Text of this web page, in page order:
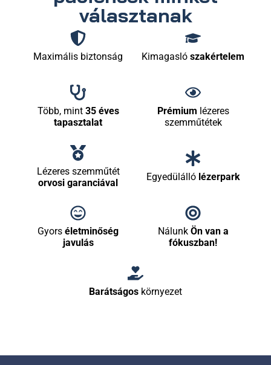
választanak
Maximális biztonság Kimagasló szakértelem
Több, mint 35 éves
tapasztalat
Prémium lézeres
szemműtétek
Lézeres szemműtét
orvosi garanciával
Egyedülálló lézerpark
Gyors életminőség
javulás
Nálunk Ön van a
fókuszban!
Barátságos környezet